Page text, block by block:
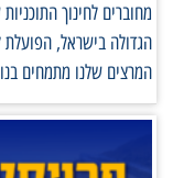
מחוברים לחינוך
הגדולה בישראל, הפועלת
המרצים שלנו מתמחים